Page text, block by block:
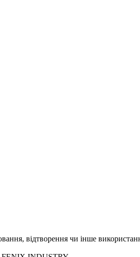
відтворення чи інше